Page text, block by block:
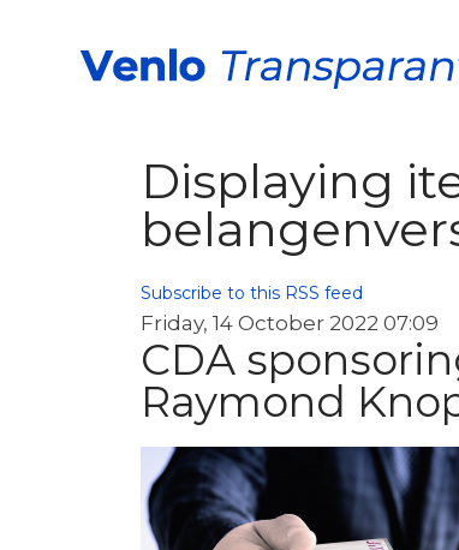
Displaying
Subscribe to this RSS feed
Friday, 14 October 2022 07:09
CDA
Raymond